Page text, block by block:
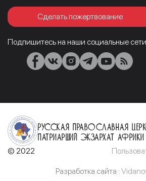
Сделать пожертвование
Подпишитесь на наши социальные
Русская Православная
Патриарший Экзархат Африки
© 2022
Разработка сайта :